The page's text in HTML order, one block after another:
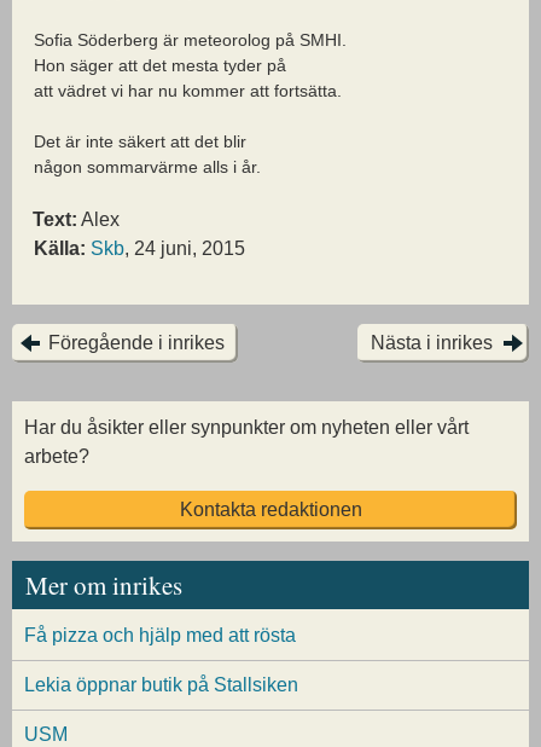
Sofia Söderberg är meteorolog på SMHI.
Hon säger att det mesta tyder på
att vädret vi har nu kommer att fortsätta.
Det är inte säkert att det blir
någon sommarvärme alls i år.
Text: Alex
Källa: Skb, 24 juni, 2015
Föregående i inrikes Nästa i inrikes
Har du åsikter eller synpunkter om nyheten eller vårt
arbete?
Kontakta redaktionen
Mer om inrikes
Få pizza och hjälp med att rösta
Lekia öppnar butik på Stallsiken
USM